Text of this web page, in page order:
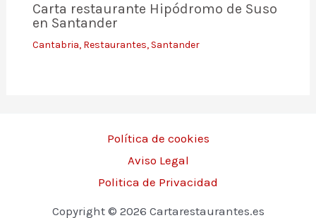
Carta restaurante Hipódromo de Suso
en Santander
Cantabria, Restaurantes, Santander
Política de cookies
Aviso Legal
Politica de Privacidad
Copyright © 2026 Cartarestaurantes.es